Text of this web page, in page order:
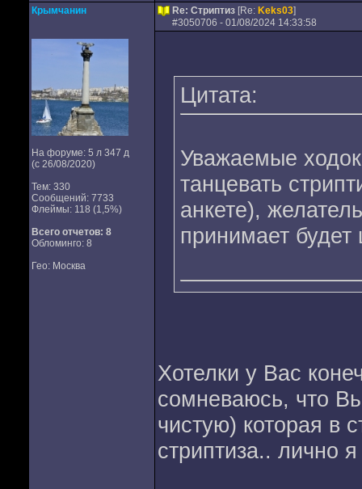
Крымчанин
На форуме: 5 л 347 д
(с 26/08/2020)
Тем: 330
Сообщений: 7733
Флеймы: 118 (1,5%)
Всего отчетов: 8
Обломинго: 8
Гео: Москва
Re: Стриптиз [Re: Keks03]
#3050706 - 01/08/2024 14:33:58
Цитата:
Уважаемые
танцевать
анкете),
принимает
Хотелки у Вас
сомневаюсь, что
чистую) которая в
стриптиза.. лично